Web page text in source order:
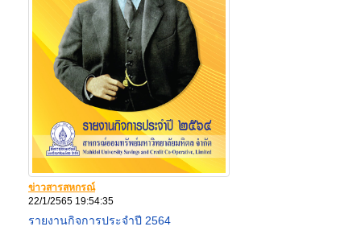
ข่าวสารสหกรณ์
22/1/2565 19:54:35
รายงานกิจการประจำปี 2564